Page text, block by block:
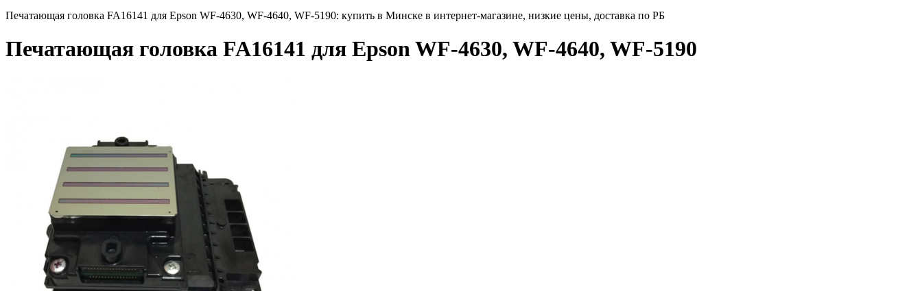
Печатающая головка FA16141 для Epson WF-4630, WF-4640, WF-5190: купить в Минске в интернет-магазине, низкие цены, доставка по РБ
Печатающая головка FA16141 для Epson WF-4630, WF-4640, WF-5190